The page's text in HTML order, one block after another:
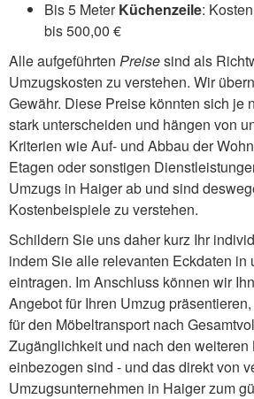
Bis 5 MeterKüchenzeile:
bis 500,00 €
Alle aufgeführten Preisesind als
Umzugskosten zu verstehen. Wir
Gewähr. Diese Preise könnten sich je
stark unterscheiden und hängen von
Kriterien wie Auf- und Abbau der
Etagen oder sonstigen
Umzugs in Haiger ab und sind
Kostenbeispiele zu verstehen.
Schildern Sie uns daher kurz Ihr
indem Sie alle relevanten Eckdaten in
eintragen. Im Anschluss können wir
Angebot für Ihren Umzug
für den Möbeltransport nach
Zugänglichkeit und nach den
einbezogen sind - und das direkt von
Umzugsunternehmen in Haiger zum